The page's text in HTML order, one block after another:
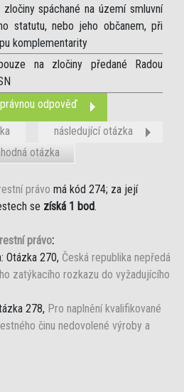
spáchané na území smluvní
statutu, nebo jeho občanem, při
komplementarity
na zločiny předané Radou
odpověď
následující otázka
otázka
právo má kód 274; za její
se získá 1 bod.
právo:
Otázka 270, Česká republika nepředá
zatýkacího rozkazu do vyžadujícího
278, Pro naplnění kvalifikované
činu nedovolené výroby a